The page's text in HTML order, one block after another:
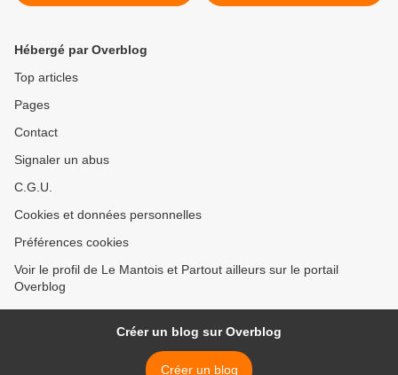
Hébergé par Overblog
Top articles
Pages
Contact
Signaler un abus
C.G.U.
Cookies et données personnelles
Préférences cookies
Voir le profil de Le Mantois et Partout ailleurs sur le portail
Overblog
Créer un blog sur Overblog
Créer un blog